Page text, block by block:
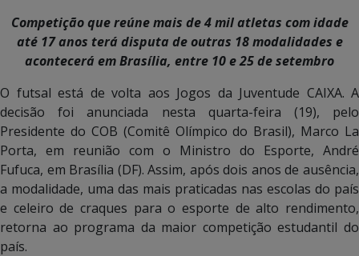
Competição que reúne mais de 4 mil atletas com idade
até 17 anos terá disputa de outras 18 modalidades e
acontecerá em Brasília, entre 10 e 25 de setembro
O futsal está de volta aos Jogos da Juventude CAIXA. A
decisão foi anunciada nesta quarta-feira (19), pelo
Presidente do COB (Comitê Olímpico do Brasil), Marco La
Porta, em reunião com o Ministro do Esporte, André
Fufuca, em Brasília (DF). Assim, após dois anos de ausência,
a modalidade, uma das mais praticadas nas escolas do país
e celeiro de craques para o esporte de alto rendimento,
retorna ao programa da maior competição estudantil do
país.